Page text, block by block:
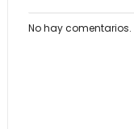
No hay comentarios.